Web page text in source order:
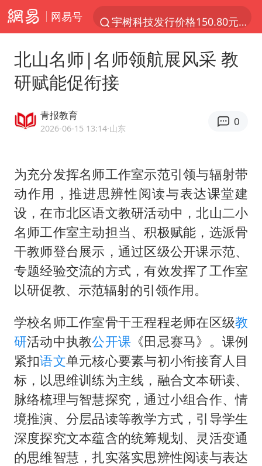
网易号
吉林一“温度计大楼”读数爆表
我国编制完成新版全月地质图
女子利用漏洞0元薅走3000多件家电
村民谈“梅姨”：叫的其实是“媒姨”
泰国一女公务员妆容引争议 本人回应
郑国霖回应去景区上班被保安拦下
感觉全东北都在等7号
首次证实！“胶球”存在
多地要求领导干部带头休假
奋进开新局 实干挑大梁
北山名师|名师领航展风采 教
研赋能促衔接
青报教育
2026-06-15 13:14·山东
0
为充分发挥名师工作室示范引领与辐射带
动作用，推进思辨性阅读与表达课堂建
设，在市北区语文教研活动中，北山二小
名师工作室主动担当、积极赋能，选派骨
干教师登台展示，通过区级公开课示范、
专题经验交流的方式，有效发挥了工作室
以研促教、示范辐射的引领作用。
学校名师工作室骨干王程程老师在区级教
研活动中执教公开课 《田忌赛马》。课例
紧扣语文单元核心要素与初小衔接育人目
标，以思维训练为主线，融合文本研读、
脉络梳理与智慧探究，通过小组合作、情
境推演、分层品读等教学方式，引导学生
深度探究文本蕴含的统筹规划、灵活变通
的思维智慧，扎实落实思辨性阅读与表达